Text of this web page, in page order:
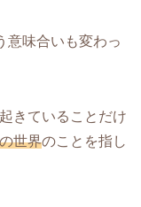
意味合いも変わっ
きていることだけ
の世界のことを指し